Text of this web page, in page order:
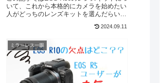
いて、これから本格的にカメラを始めたい
人がどっちのレンズキットを選んだらいい
いる経験も踏まえて説明していきます。
2024.09.11
ミラーレス一眼